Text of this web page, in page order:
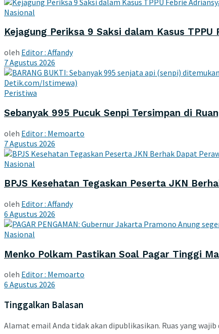
Nasional
Kejagung Periksa 9 Saksi dalam Kasus
oleh Editor : Affandy
7 Agustus 2026
Peristiwa
Sebanyak 995 Pucuk Senpi Tersimpan di
oleh Editor : Memoarto
7 Agustus 2026
Nasional
BPJS Kesehatan Tegaskan Peserta JKN
oleh Editor : Affandy
6 Agustus 2026
Nasional
Menko Polkam Pastikan Soal Pagar Tinggi
oleh Editor : Memoarto
6 Agustus 2026
Tinggalkan Balasan
Alamat email Anda tidak akan dipublikasikan. Ruas yang